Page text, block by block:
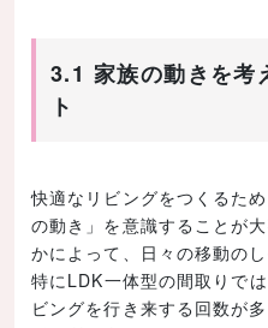
3.1 家族の動きを考
ト
快適なリビングをつくるた
の動き」を意識することが
かによって、日々の移動の
特にLDK一体型の間取りで
ビングを行き来する回数が